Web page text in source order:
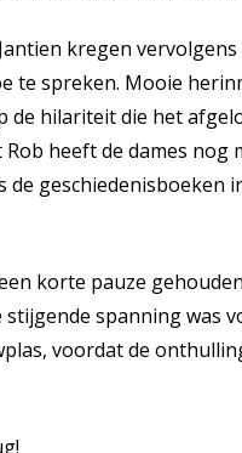
kregen
te spreken. Mooie
de hilariteit die het
heeft de dames nog
geschiedenisboeken
korte pauze
spanning was
voordat de